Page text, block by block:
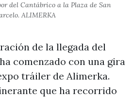
del Cantábrico a la Plaza de San
ALIMERKA
de la llegada del
comenzado con una gira
tráiler de Alimerka.
que ha recorrido